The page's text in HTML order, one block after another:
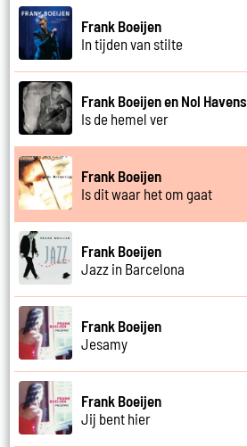
Frank Boeijen
In tijden van stilte
Frank Boeijen en Nol Havens
Is de hemel ver
Frank Boeijen
Is dit waar het om gaat
Frank Boeijen
Jazz in Barcelona
Frank Boeijen
Jesamy
Frank Boeijen
Jij bent hier